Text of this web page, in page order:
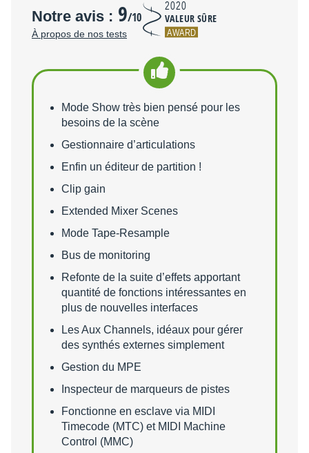
Notre avis : 9/10
À propos de nos tests
2020
VALEUR SÛRE
AWARD
Points forts
Mode Show très bien pensé pour les
besoins de la scène
Gestionnaire d’articulations
Enfin un éditeur de partition !
Clip gain
Extended Mixer Scenes
Mode Tape-Resample
Bus de monitoring
Refonte de la suite d’effets apportant
quantité de fonctions intéressantes en
plus de nouvelles interfaces
Les Aux Channels, idéaux pour gérer
des synthés externes simplement
Gestion du MPE
Inspecteur de marqueurs de pistes
Fonctionne en esclave via MIDI
Timecode (MTC) et MIDI Machine
Control (MMC)